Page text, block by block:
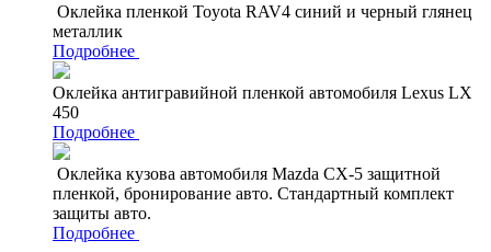
Оклейка пленкой Toyota RAV4 синий и черный глянец
металлик
Подробнее
Оклейка антигравийной пленкой автомобиля Lexus LX
450
Подробнее
Оклейка кузова автомобиля Mazda CX-5 защитной
пленкой, бронирование авто. Стандартный комплект
защиты авто.
Подробнее